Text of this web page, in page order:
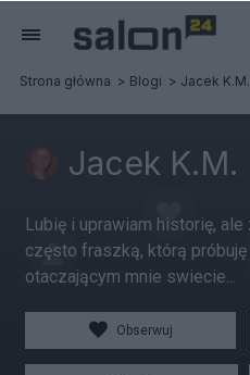
Strona główna Blogi Jacek K.M.
Jacek K.M.
Lubię i uprawiam historię,
często fraszką, którą
otaczającym mnie swiecie...
Obserwuj